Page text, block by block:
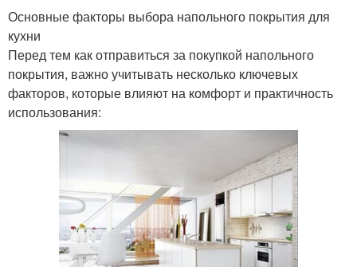
Основные факторы выбора напольного покрытия для
кухни
Перед тем как отправиться за покупкой напольного
покрытия, важно учитывать несколько ключевых
факторов, которые влияют на комфорт и практичность
использования: